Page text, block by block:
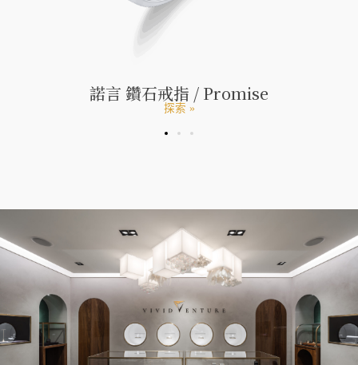
諾言 鑽石戒指 / Promise
探索 »